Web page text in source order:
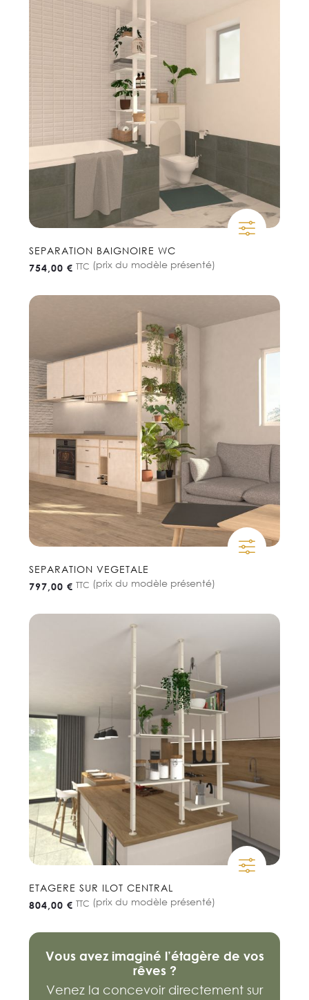
SEPARATION BAIGNOIRE WC
754,00 € TTC (prix du modèle présenté)
SEPARATION VEGETALE
797,00 € TTC (prix du modèle présenté)
ETAGERE SUR ILOT CENTRAL
804,00 € TTC (prix du modèle présenté)
Vous avez imaginé l’étagère de vos
rêves ?
Venez la concevoir directement sur